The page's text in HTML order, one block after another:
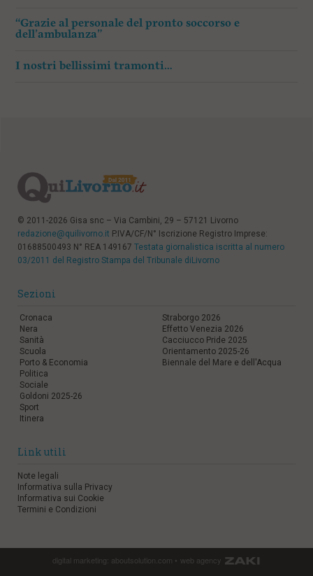
“Grazie al personale del pronto soccorso e
dell’ambulanza”
I nostri bellissimi tramonti…
© 2011-2026 Gisa snc – Via Cambini, 29 – 57121 Livorno
redazione@quilivorno.it P.IVA/CF/N° Iscrizione Registro Imprese:
01688500493 N° REA 149167 Testata giornalistica iscritta al numero
03/2011 del Registro Stampa del Tribunale diLivorno
Sezioni
Cronaca
Nera
Sanità
Scuola
Porto & Economia
Politica
Sociale
Goldoni 2025-26
Sport
Itinera
Straborgo 2026
Effetto Venezia 2026
Cacciucco Pride 2025
Orientamento 2025-26
Biennale del Mare e dell'Acqua
Link utili
Note legali
Informativa sulla Privacy
Informativa sui Cookie
Termini e Condizioni
digital marketing: aboutsolution.com •web agency